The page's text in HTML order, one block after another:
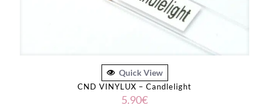
Quick View
CND VINYLUX – Candlelight
5.90€